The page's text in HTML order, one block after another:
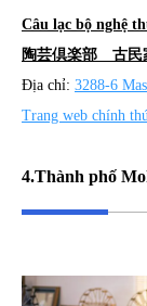
Câu lạc bộ nghệ
陶芸倶楽部 古民
Địa chỉ: 3288-6
Trang web chính
4.Thành phố